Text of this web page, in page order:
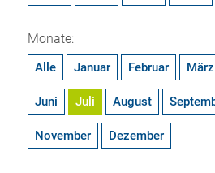
Monate:
Alle Januar Februar März
Juni Juli August
November Dezember